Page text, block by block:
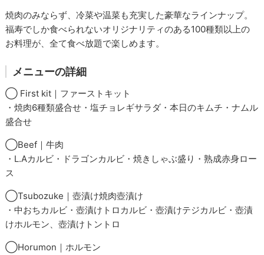
焼肉のみならず、冷菜や温菜も充実した豪華なラインナップ。
福寿でしか食べられないオリジナリティのある100種類以上の
お料理が、全て食べ放題で楽しめます。
メニューの詳細
◯ First kit｜ファーストキット
・焼肉6種類盛合せ・塩チョレギサラダ・本日のキムチ・ナムル
盛合せ
◯Beef｜牛肉
・L.Aカルビ・ドラゴンカルビ・焼きしゃぶ盛り・熟成赤身ロー
ス
◯Tsubozuke｜壺漬け焼肉壺漬け
・中おちカルビ・壺漬けトロカルビ・壺漬けテジカルビ・壺漬
けホルモン、壺漬けトントロ
◯Horumon｜ホルモン